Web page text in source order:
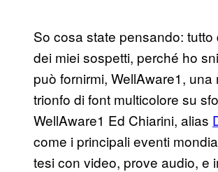
So cosa state pensando:
dei miei sospetti, perché ho
può fornirmi, WellAware1,
trionfo di font multicolore su
WellAware1 Ed Chiarini, alias
come i principali eventi
tesi con video, prove audio, e